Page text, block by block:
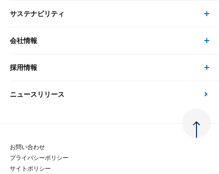
大和総研の強み
先端テクノロジーに基づく新たな価値の創出
政策分析
金融経済教育等
書籍
セミナー トップ
現在受付中のセミナー・イベント
サステナビリティ
サステナビリティの取り組み
次世代社会への貢献
マルチステークホルダー方針
会社情報
会社情報 トップ
会社概要・役員一覧
大和総研の歩み
採用情報
採用情報 トップ
経験者採用
ニュースリリース
お問い合わせ
プライバシーポリシー
サイトポリシー